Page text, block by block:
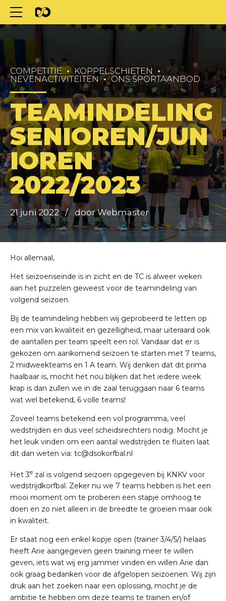
COMPETITIE
KOPPELSCHIETEN
NEVENACTIVITEITEN
ONS SPORTAANBOD
TEAMINDELING
SENIOREN/JUN
IOREN
2022/2023
21 juni 2022 door Webmaster
Hoi allemaal,
Het seizoenseinde is in zicht en de TC is alweer weken
aan het puzzelen geweest voor de teamindeling van
volgend seizoen.
Bij de teamindeling hebben wij geprobeerd te letten op
een mix van kwaliteit en gezelligheid, maar uiteraard ook
de aantallen per team speelt een rol. Vandaar dat er is
gekozen om aankomend seizoen te starten met 7 teams,
2 midweekteams en 1 A team. Wij denken dat dit prima
haalbaar is, mocht het nou blijken dat het iedere week
krap is dan zullen we in de zaal teruggaan naar 6 teams
wat wel betekend, 6 volle teams!
Zoveel teams betekend een vol programma, veel
wedstrijden en dus veel scheidsrechters nodig. Mocht je
het leuk vinden om een aantal wedstrijden te fluiten laat
dit dan weten via: tc@dsokorfbal.nl
Het 3e zal is volgend seizoen opgegeven bij KNKV voor
wedstrijdkorfbal. Zeker nu we 7 teams hebben is het een
mooi moment om te proberen een stapje omhoog te
doen en zo niet alleen in de breedte te groeien maar ook
in kwaliteit.
Er staat nog een enkel kopje open (trainer 3/4/5/) helaas
heeft Arie aangegeven geen training meer te willen
geven, iets wat wij erg jammer vinden en willen Arie dan
ook graag bedanken voor de afgelopen seizoenen. Wij zijn
druk aan het zoeken naar een oplossing, mocht je de
ambitie te hebben om deze teams te trainen en/of